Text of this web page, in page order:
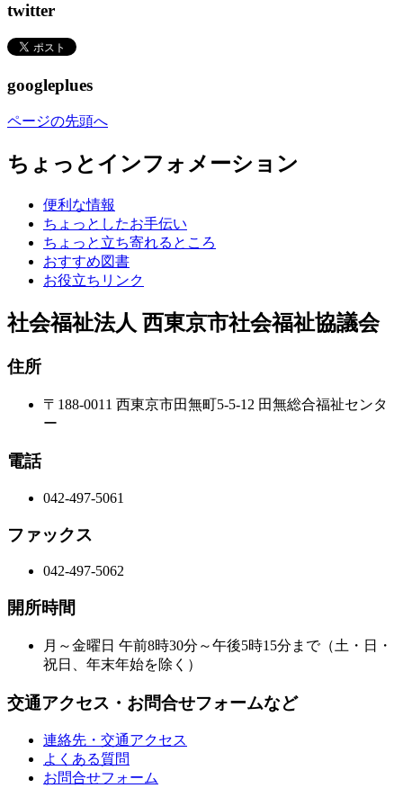
twitter
googleplues
ページの先頭へ
ちょっとインフォメーション
便利な情報
ちょっとしたお手伝い
ちょっと立ち寄れるところ
おすすめ図書
お役立ちリンク
社会福祉法人 西東京市社会福祉協議会
住所
〒188-0011 西東京市田無町5-5-12 田無総合福祉センタ
ー
電話
042-497-5061
ファックス
042-497-5062
開所時間
月～金曜日 午前8時30分～午後5時15分まで（土・日・
祝日、年末年始を除く）
交通アクセス・お問合せフォームなど
連絡先・交通アクセス
よくある質問
お問合せフォーム